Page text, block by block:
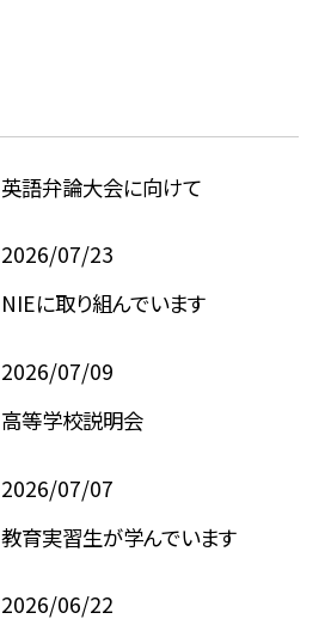
英語弁論大会に向けて
2026/07/23
NIEに取り組んでいます
2026/07/09
高等学校説明会
2026/07/07
教育実習生が学んでいます
2026/06/22